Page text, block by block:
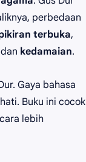
perbedaan
terbuka,
dan kedamaian.
Gaya bahasa
Buku ini cocok
lebih